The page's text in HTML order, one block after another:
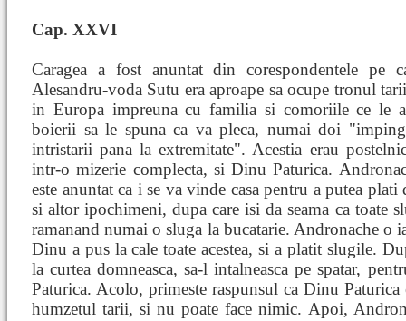
Cap. XXVI
Caragea a fost anuntat din corespondentele pe
Alesandru-voda Sutu era aproape sa ocupe tronul
in Europa impreuna cu familia si comoriile ce le
boierii sa le spuna ca va pleca, numai doi
intristarii pana la extremitate". Acestia erau
intr-o mizerie complecta, si Dinu Paturica.
este anuntat ca i se va vinde casa pentru a putea
si altor ipochimeni, dupa care isi da seama ca toate
ramanand numai o sluga la bucatarie. Andronache o
Dinu a pus la cale toate acestea, si a platit slugile.
la curtea domneasca, sa-l intalneasca pe spatar,
Paturica. Acolo, primeste raspunsul ca Dinu
humzetul tarii, si nu poate face nimic. Apoi,